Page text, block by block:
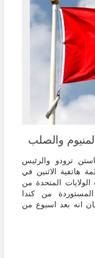
والصلب
ترودو والرئيس
هاتفية الاثنين في
المتحدة من
من كندا
انه بعد اسبوع من